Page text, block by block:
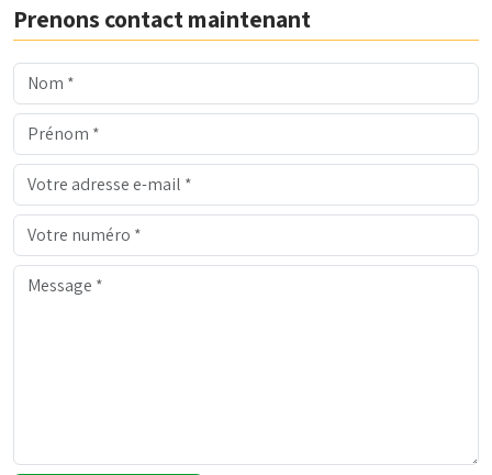
Prenons contact maintenant